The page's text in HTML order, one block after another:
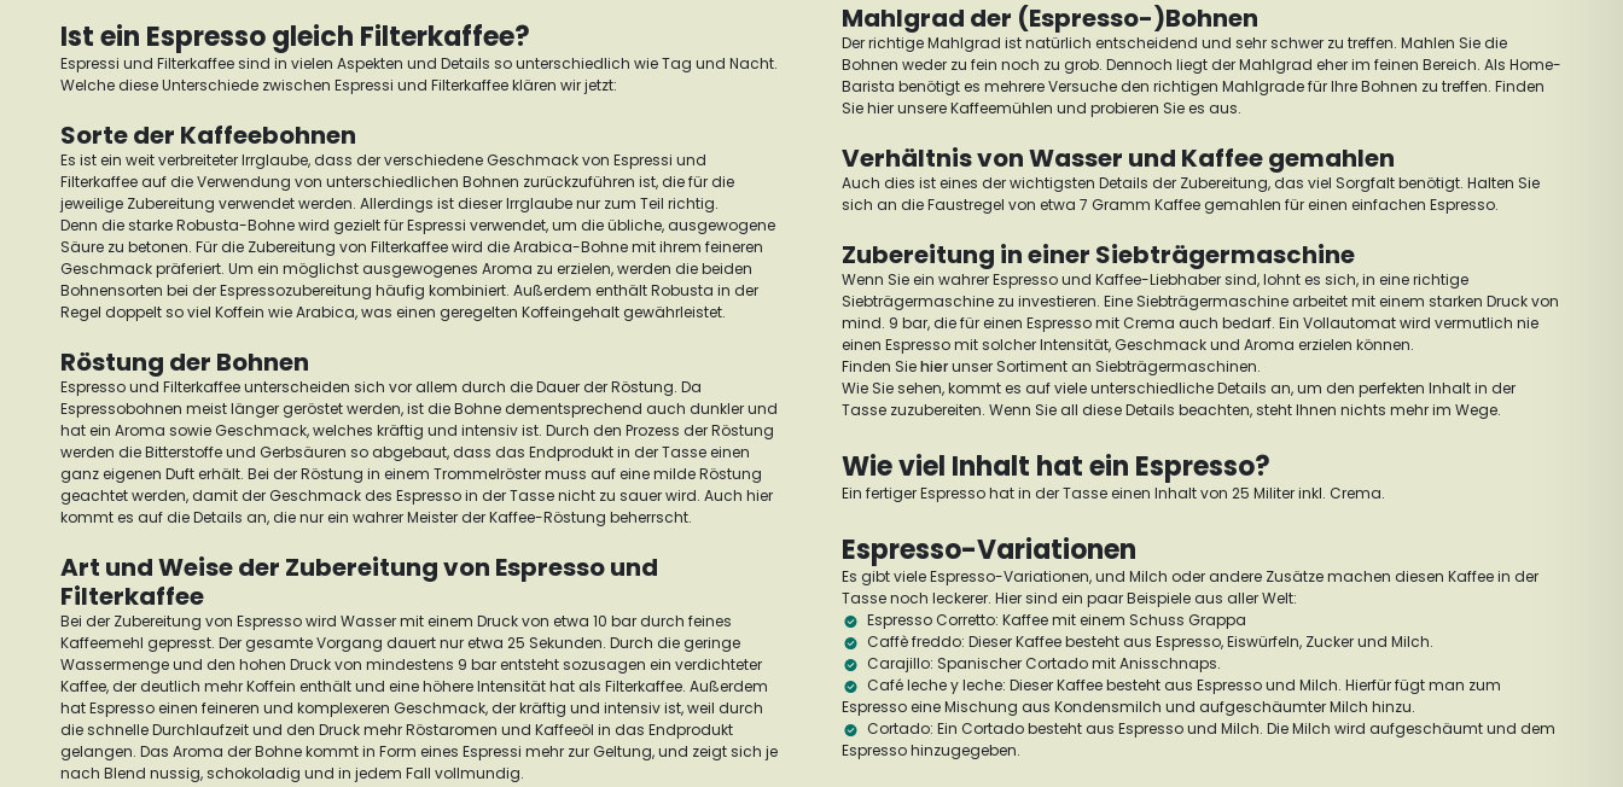
Ist ein Espresso gleich Filterkaffee?
Espressi und Filterkaffee sind in vielen Aspekten und Details so unterschiedlich wie Tag und Nacht.
Welche diese Unterschiede zwischen Espressi und Filterkaffee klären wir jetzt:
Sorte der Kaffeebohnen
Es ist ein weit verbreiteter Irrglaube, dass der verschiedene Geschmack von Espressi und
Filterkaffee auf die Verwendung von unterschiedlichen Bohnen zurückzuführen ist, die für die
jeweilige Zubereitung verwendet werden. Allerdings ist dieser Irrglaube nur zum Teil richtig.
Denn die starke Robusta-Bohne wird gezielt für Espressi verwendet, um die übliche, ausgewogene
Säure zu betonen. Für die Zubereitung von Filterkaffee wird die Arabica-Bohne mit ihrem feineren
Geschmack präferiert. Um ein möglichst ausgewogenes Aroma zu erzielen, werden die beiden
Bohnensorten bei der Espressozubereitung häufig kombiniert. Außerdem enthält Robusta in der
Regel doppelt so viel Koffein wie Arabica, was einen geregelten Koffeingehalt gewährleistet.
Röstung der Bohnen
Espresso und Filterkaffee unterscheiden sich vor allem durch die Dauer der Röstung. Da
Espressobohnen meist länger geröstet werden, ist die Bohne dementsprechend auch dunkler und
hat ein Aroma sowie Geschmack, welches kräftig und intensiv ist. Durch den Prozess der Röstung
werden die Bitterstoffe und Gerbsäuren so abgebaut, dass das Endprodukt in der Tasse einen
ganz eigenen Duft erhält. Bei der Röstung in einem Trommelröster muss auf eine milde Röstung
geachtet werden, damit der Geschmack des Espresso in der Tasse nicht zu sauer wird. Auch hier
kommt es auf die Details an, die nur ein wahrer Meister der Kaffee-Röstung beherrscht.
Art und Weise der Zubereitung von Espresso und
Filterkaffee
Bei der Zubereitung von Espresso wird Wasser mit einem Druck von etwa 10 bar durch feines
Kaffeemehl gepresst. Der gesamte Vorgang dauert nur etwa 25 Sekunden. Durch die geringe
Wassermenge und den hohen Druck von mindestens 9 bar entsteht sozusagen ein verdichteter
Kaffee, der deutlich mehr Koffein enthält und eine höhere Intensität hat als Filterkaffee. Außerdem
hat Espresso einen feineren und komplexeren Geschmack, der kräftig und intensiv ist, weil durch
die schnelle Durchlaufzeit und den Druck mehr Röstaromen und Kaffeeöl in das Endprodukt
gelangen. Das Aroma der Bohne kommt in Form eines Espressi mehr zur Geltung, und zeigt sich je
nach Blend nussig, schokoladig und in jedem Fall vollmundig.
Mahlgrad der (Espresso-)Bohnen
Der richtige Mahlgrad ist natürlich entscheidend und sehr schwer zu treffen. Mahlen Sie die
Bohnen weder zu fein noch zu grob. Dennoch liegt der Mahlgrad eher im feinen Bereich. Als Home-
Barista benötigt es mehrere Versuche den richtigen Mahlgrade für Ihre Bohnen zu treffen. Finden
Sie hier unsereKaffeemühlen und probieren Sie es aus.
Verhältnis von Wasser und Kaffee gemahlen
Auch dies ist eines der wichtigsten Details der Zubereitung, das viel Sorgfalt benötigt. Halten Sie
sich an die Faustregel von etwa 7 Gramm Kaffee gemahlen für einen einfachen Espresso.
Zubereitung in einer Siebträgermaschine
Wenn Sie ein wahrer Espresso und Kaffee-Liebhaber sind, lohnt es sich, in eine richtige
Siebträgermaschine zu investieren. Eine Siebträgermaschine arbeitet mit einem starken Druck von
mind. 9 bar, die für einen Espresso mit Crema auch bedarf. Ein Vollautomat wird vermutlich nie
einen Espresso mit solcher Intensität, Geschmack und Aroma erzielen können.
Finden Siehierunser Sortiment an Siebträgermaschinen.
Wie Sie sehen, kommt es auf viele unterschiedliche Details an, um den perfekten Inhalt in der
Tasse zuzubereiten. Wenn Sie all diese Details beachten, steht Ihnen nichts mehr im Wege.
Wie viel Inhalt hat ein Espresso?
Ein fertiger Espresso hat in der Tasse einen Inhalt von 25 Militer inkl. Crema.
Espresso-Variationen
Es gibt viele Espresso-Variationen, und Milch oder andere Zusätze machen diesen Kaffee in der
Tasse noch leckerer. Hier sind ein paar Beispiele aus aller Welt:
Espresso Corretto: Kaffee mit einem Schuss Grappa
Caffè freddo: Dieser Kaffee besteht aus Espresso, Eiswürfeln, Zucker und Milch.
Carajillo: Spanischer Cortado mit Anisschnaps.
Café leche y leche: Dieser Kaffee besteht aus Espresso und Milch. Hierfür fügt man zum
Espresso eine Mischung aus Kondensmilch und aufgeschäumter Milch hinzu.
Cortado: Ein Cortado besteht aus Espresso und Milch. Die Milch wird aufgeschäumt und dem
Espresso hinzugegeben.